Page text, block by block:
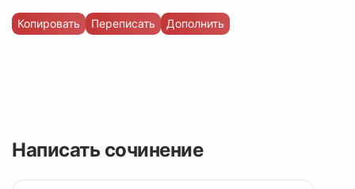
Копировать Переписать Дополнить
Написать сочинение